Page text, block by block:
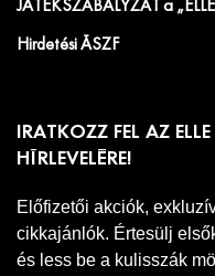
JÁTÉKSZABÁLYZAT a
Hirdetési ÁSZF
IRATKOZZ FEL AZ
HÍRLEVELÉRE!
Előfizetői akciók,
cikkajánlók. Értesülj
és less be a kulisszák